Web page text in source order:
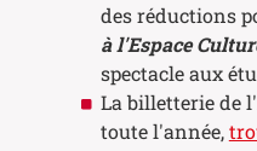
des réductions
à l'Espace
spectacle aux
La billetterie de
toute l'année,